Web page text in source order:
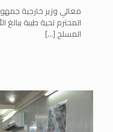
معالي وزير خارجية
المحترم تحية طيبة ببالغ
المسلح […]